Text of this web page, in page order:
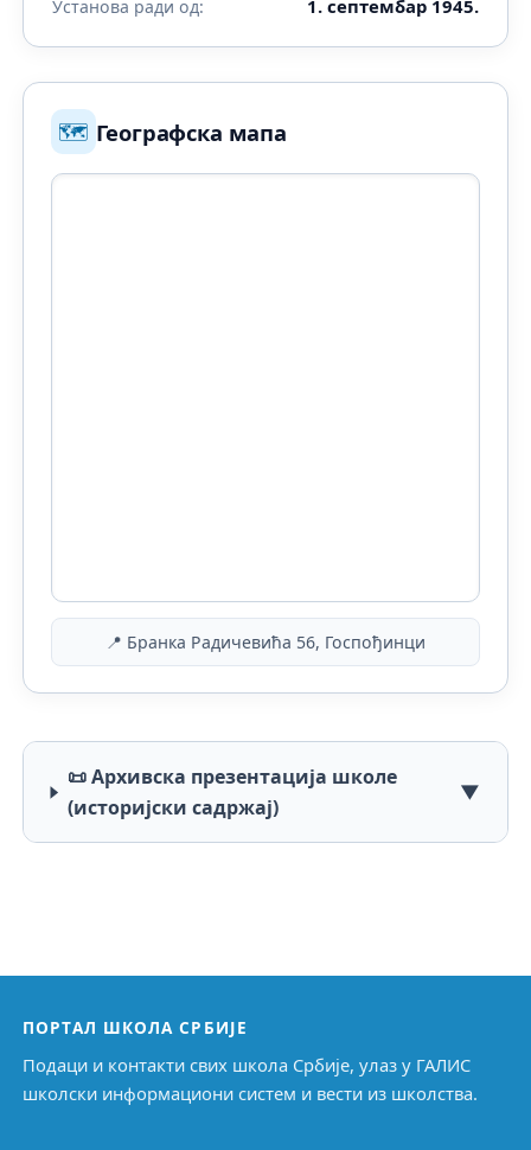
Установа ради од: 1. септембар 1945.
🗺️ Географска мапа
📍 Бранка Радичевића 56, Госпођинци
📜 Архивска презентација школе
(историјски садржај)
▼
ПОРТАЛ ШКОЛА СРБИЈЕ
Подаци и контакти свих школа Србије, улаз у ГАЛИС
школски информациони систем и вести из школства.